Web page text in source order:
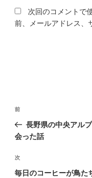
次回のコメントで
前、メールアドレス、
投
ナ
ゲ
ー
前
の
投
前
長野県の中央アル
会った話
次
の
次
毎日のコーヒーが鳥た